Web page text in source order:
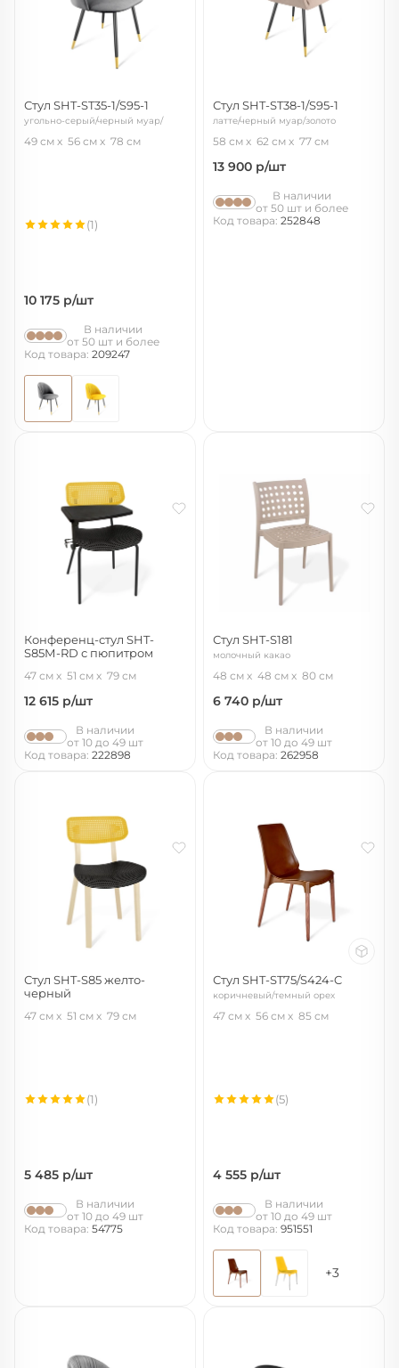
Стул SHT-ST35-1/S95-1
угольно-серый/черный муар/
золото
49 см 56 см 78 см
10 175 р/шт
(1)
В наличии
от 50 шт и более
Код товара: 209247
Стул SHT-ST38-1/S95-1
латте/черный муар/золото
58 см 62 см 77 см
13 900 р/шт
В наличии
от 50 шт и более
Код товара: 252848
Конференц-стул SHT-
S85М-RD с пюпитром
47 см 51 см 79 см
12 615 р/шт
В наличии
от 10 до 49 шт
Код товара: 222898
Стул SHT-S181
молочный какао
48 см 48 см 80 см
6 740 р/шт
В наличии
от 10 до 49 шт
Код товара: 262958
Стул SHT-S85 желто-
черный
47 см 51 см 79 см
5 485 р/шт
(1)
В наличии
от 10 до 49 шт
Код товара: 54775
Стул SHT-ST75/S424-C
коричневый/темный орех
47 см 56 см 85 см
4 555 р/шт
(5)
В наличии
от 10 до 49 шт
Код товара: 951551
+3